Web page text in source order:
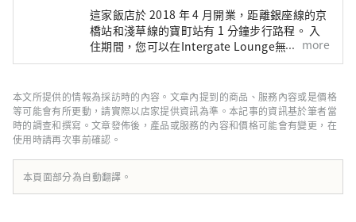
這家飯店於 2018 年 4 月開業，距離銀座線的京
橋站和淺草線的寶町站有 1 分鐘步行路程。 入
住期間，您可以在Intergate Lounge無限次使
用，根據一天中的不同時間，您可以享受各種免
早餐和美味的早餐。時光和茶泡飯自助餐。
（需支付早餐及部分酒水費） “Intergate休息
室服務” ■上午活動 6:00a.m~7:00a.m / 特色
咖啡/冰沙 ■早餐 7:00a.m-10:30a.m (L.O
10:00a.m) / 新鮮出爐的麵包和美味蔬菜的早餐
（早餐收費） ■咖啡時間 10:30a.m-8:00p.m /
more
本文所提供的情報為採訪時的內容。文章內提到的商品、服務內容或是價格
等可能會有所更動，請實際以店家提供資訊為準。本記事的資訊基於筆者當
時的調查和撰寫。文章發佈後，產品或服務的內容和價格可能會有變更，在
使用時請再次事前確認。
本頁面部分為自動翻譯。